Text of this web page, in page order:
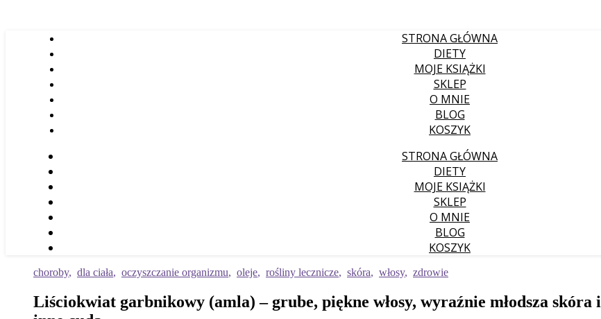
STRONA GŁÓWNA
DIETY
MOJE KSIĄŻKI
SKLEP
O MNIE
BLOG
KOSZYK
STRONA GŁÓWNA
DIETY
MOJE KSIĄŻKI
SKLEP
O MNIE
BLOG
KOSZYK
choroby, dla ciała, oczyszczanie organizmu, oleje, rośliny lecznicze, skóra, włosy, zdrowie
Liściokwiat garbnikowy (amla) – grube, piękne włosy, wyraźnie młodsza skóra i